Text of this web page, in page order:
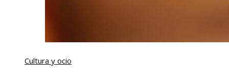
Cultura y ocio